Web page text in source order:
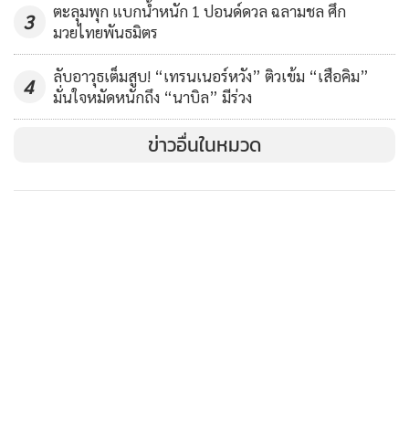
3
ตะลุมพุก แบกน้ำหนัก 1 ปอนด์ดวล ฉลามชล ศึก
มวยไทยพันธมิตร
4
ลับอาวุธเต็มสูบ! “เทรนเนอร์หวัง” ติวเข้ม “เสือคิม”
มั่นใจหมัดหนักถึง “นาบิล” มีร่วง
ข่าวอื่นในหมวด